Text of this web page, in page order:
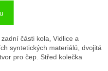
části kola, Vidlice a
syntetických materiálů, dvojitá
pro čep. Střed kolečka